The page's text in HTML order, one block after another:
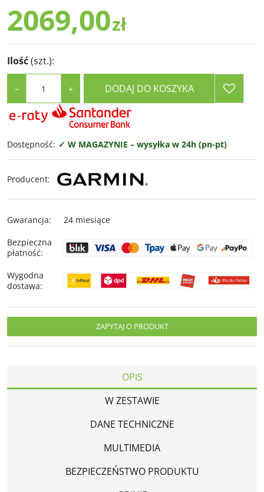
2069,00zł
Ilość(szt.):
− + DODAJ DO KOSZYKA
Dostępność: ✓ W MAGAZYNIE – wysyłka w 24h (pn-pt)
Producent:
Gwarancja:
24 miesiące
Bezpieczna
płatność:
Wygodna
dostawa:
ZAPYTAJ O PRODUKT
OPIS
W ZESTAWIE
DANE TECHNICZNE
MULTIMEDIA
BEZPIECZEŃSTWO PRODUKTU